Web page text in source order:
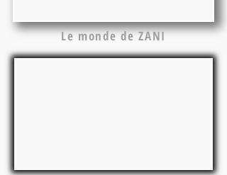
Le monde de ZANI